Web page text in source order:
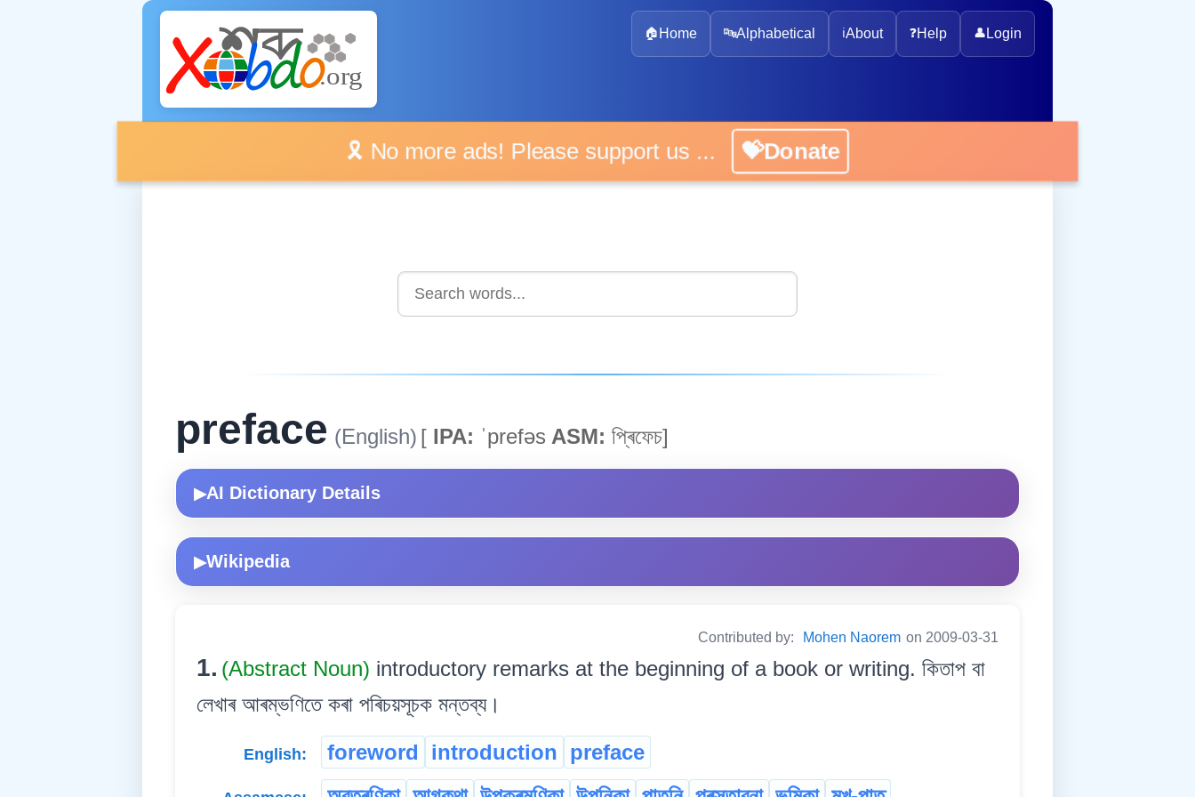
🏠 Home 🔤Alphabetical ℹ️About ❓Help 👤Login
🎗️ No more ads! Please support us ... 💝Donate
preface (English) [ IPA: ˈprefəs ASM: প্ৰিফেচ]
▶AI Dictionary Details
▶Wikipedia
Contributed by: Mohen Naorem on 2009-03-31
1. (Abstract Noun) introductory remarks at the beginning of a book or writing. কিতাপ বা
লেখাৰ আৰম্ভণিতে কৰা পৰিচয়সূচক মন্তব্য।
English: foreword introduction preface